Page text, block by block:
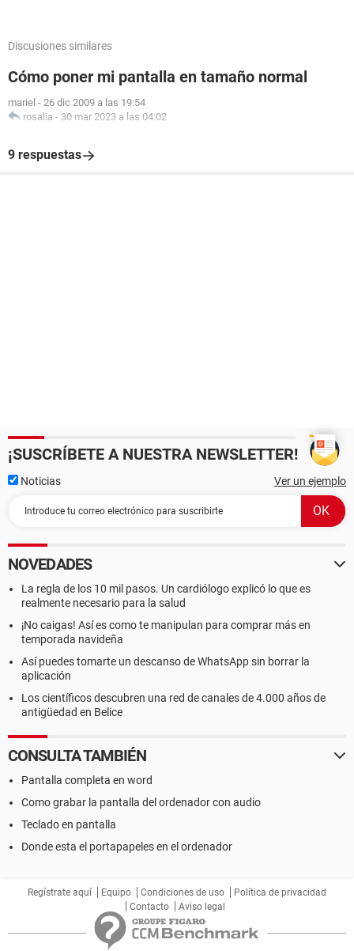
Discusiones similares
Cómo poner mi pantalla en tamaño normal
mariel - 26 dic 2009 a las 19:54
rosalia - 30 mar 2023 a las 04:02
9 respuestas
¡SUSCRÍBETE A NUESTRA NEWSLETTER!
Noticias Ver un ejemplo
NOVEDADES
La regla de los 10 mil pasos. Un cardiólogo explicó lo que es
realmente necesario para la salud
¡No caigas! Así es como te manipulan para comprar más en
temporada navideña
Así puedes tomarte un descanso de WhatsApp sin borrar la
aplicación
Los científicos descubren una red de canales de 4.000 años de
antigüedad en Belice
CONSULTA TAMBIÉN
Pantalla completa en word
Como grabar la pantalla del ordenador con audio
Teclado en pantalla
Donde esta el portapapeles en el ordenador
Regístrate aquí Equipo Condiciones de uso
Política de privacidad
Contacto
Aviso legal